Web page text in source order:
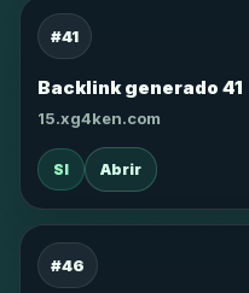
#41
Backlink generado 41
15.xg4ken.com
SI Abrir
#46